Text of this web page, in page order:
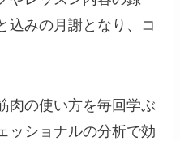
込みの月謝となり、コ
肉の使い方を毎回学ぶ
ッショナルの分析で効